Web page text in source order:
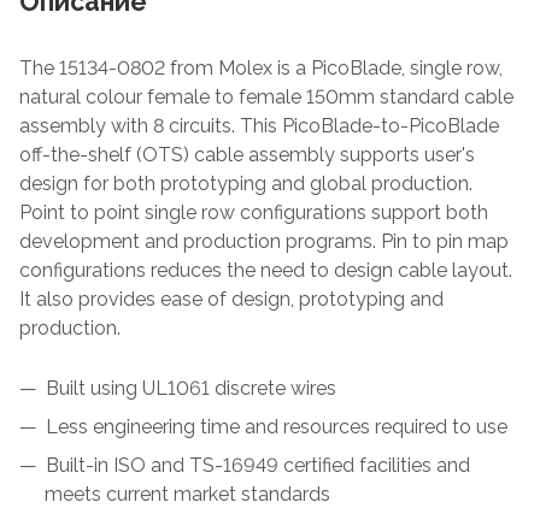
The 15134-0802 from Molex is a PicoBlade, single row,
natural colour female to female 150mm standard cable
assembly with 8 circuits. This PicoBlade-to-PicoBlade
off-the-shelf (OTS) cable assembly supports user's
design for both prototyping and global production.
Point to point single row configurations support both
development and production programs. Pin to pin map
configurations reduces the need to design cable layout.
It also provides ease of design, prototyping and
production.
Built using UL1061 discrete wires
Less engineering time and resources required to use
Built-in ISO and TS-16949 certified facilities and
meets current market standards